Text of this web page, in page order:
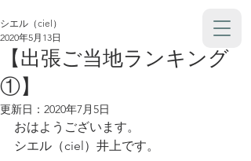
【出張ご当地ランキング
①】
シエル（ciel）
2020年5月13日
更新日： 2020年7月5日
おはようございます。
シエル（ciel）井上です。